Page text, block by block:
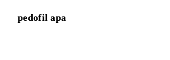
pedofil apa